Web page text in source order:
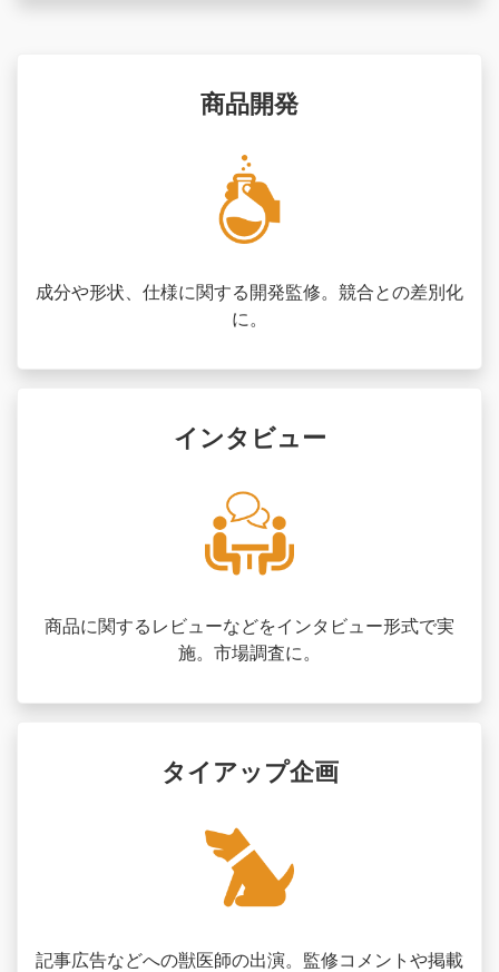
商品開発
成分や形状、仕様に関する開発監修。競合との差別化
に。
インタビュー
商品に関するレビューなどをインタビュー形式で実
施。市場調査に。
タイアップ企画
記事広告などへの獣医師の出演。監修コメントや掲載